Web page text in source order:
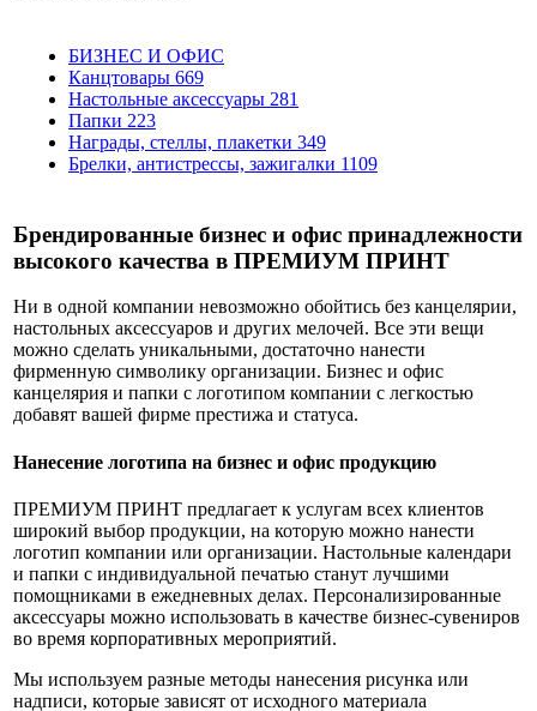
БИЗНЕС И ОФИС
Канцтовары 669
Настольные аксессуары 281
Папки 223
Награды, стеллы, плакетки 349
Брелки, антистрессы, зажигалки 1109
Брендированные бизнес и офис принадлежности
высокого качества в ПРЕМИУМ ПРИНТ
Ни в одной компании невозможно обойтись без канцелярии,
настольных аксессуаров и других мелочей. Все эти вещи
можно сделать уникальными, достаточно нанести
фирменную символику организации. Бизнес и офис
канцелярия и папки с логотипом компании с легкостью
добавят вашей фирме престижа и статуса.
Нанесение логотипа на бизнес и офис продукцию
ПРЕМИУМ ПРИНТ предлагает к услугам всех клиентов
широкий выбор продукции, на которую можно нанести
логотип компании или организации. Настольные календари
и папки с индивидуальной печатью станут лучшими
помощниками в ежедневных делах. Персонализированные
аксессуары можно использовать в качестве бизнес-сувениров
во время корпоративных мероприятий.
Мы используем разные методы нанесения рисунка или
надписи, которые зависят от исходного материала